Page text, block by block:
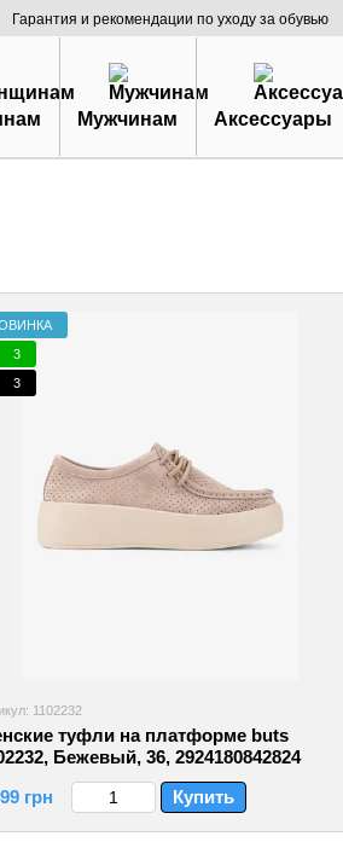
Гарантия и рекомендации по уходу за обувью
Мужчинам Аксессуары
3
3
1102232
туфли на платформе buts
Бежевый, 36, 2924180842824
грн
Купить